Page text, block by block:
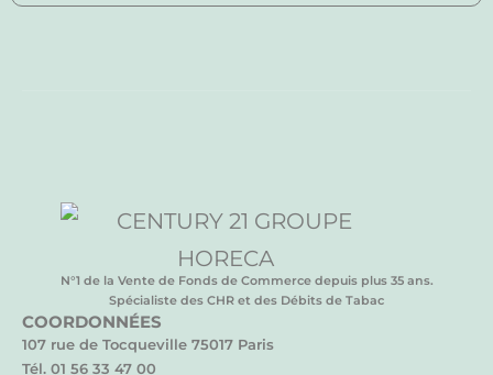
N°1 de la Vente de Fonds de Commerce depuis plus 35 ans.
Spécialiste des CHR et des Débits de Tabac
COORDONNÉES
107 rue de Tocqueville 75017 Paris
Tél. 01 56 33 47 00